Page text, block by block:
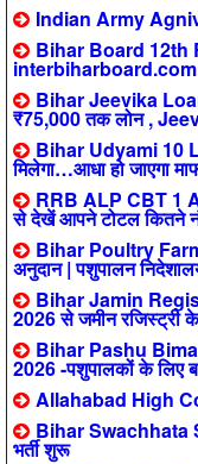
Indian Army
Bihar Board 12th
interbiharboard.com
Bihar Jeevika
₹75,000 तक लोन ,
Bihar Udyami 10
मिलेगा…आधा हो जाएगा
RRB ALP CBT 1
से देखें आपने टोटल कितने
Bihar Poultry Farm
अनुदान | पशुपालन
Bihar Jamin
2026 से जमीन रजिस्ट्री
Bihar Pashu Bima
2026 -पशुपालकों के लिए
Allahabad High
Bihar Swachhata
भर्ती शुरू